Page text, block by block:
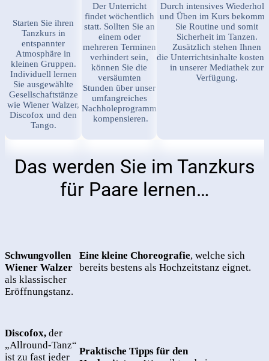
Starten Sie ihren
Tanzkurs in
entspannter
Atmosphäre in
kleinen Gruppen.
Individuell lernen
Sie ausgewählte
Gesellschaftstänze
wie Wiener Walzer,
Discofox und den
Tango.
Der Unterricht
findet wöchentlich
statt. Sollten Sie an
einem oder
mehreren Terminen
verhindert sein,
können Sie die
versäumten
Stunden über unser
umfangreiches
Nachholeprogramm
kompensieren.
Durch intensives
und Üben im Kurs
Sie Routine und somit
Sicherheit im Tanzen.
Zusätzlich stehen Ihnen
die Unterrichtsinhalte
in unserer Mediathek zur
Verfügung.
Das werden Sie im Tanzkurs
für Paare lernen…
Schwungvollen
Wiener Walzer
als klassischer
Eröffnungstanz.
Discofox, der
„Allround-Tanz“
ist zu fast jeder
Eine kleine Choreografie, welche sich
bereits bestens als Hochzeitstanz eignet.
Praktische Tipps für den